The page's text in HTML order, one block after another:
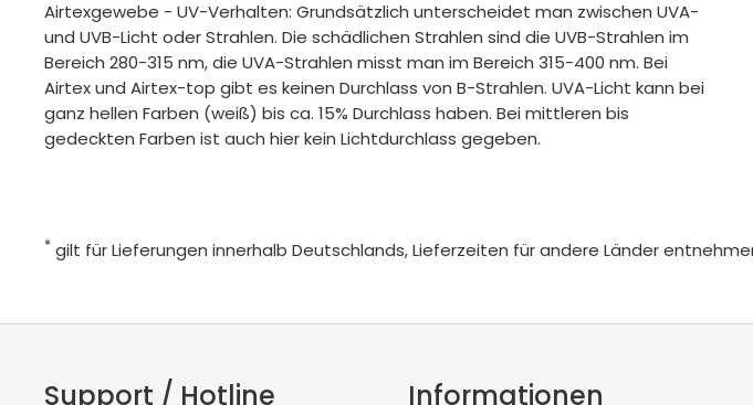
Airtexgewebe - UV-Verhalten: Grundsätzlich unterscheidet man zwischen UVA-
und UVB-Licht oder Strahlen. Die schädlichen Strahlen sind die UVB-Strahlen im
Bereich 280-315 nm, die UVA-Strahlen misst man im Bereich 315-400 nm. Bei
Airtex und Airtex-top gibt es keinen Durchlass von B-Strahlen. UVA-Licht kann bei
ganz hellen Farben (weiß) bis ca. 15% Durchlass haben. Bei mittleren bis
gedeckten Farben ist auch hier kein Lichtdurchlass gegeben.
* gilt für Lieferungen innerhalb Deutschlands, Lieferzeiten für andere Länder
Support / Hotline Informationen